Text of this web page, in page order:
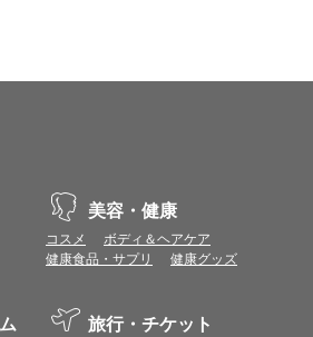
作や表示が正しく行われない可能性がありま
が使用できる環境でご利用ください。
トまたは表示ポイント数をプレミアムポイ
。
美容・健康
コスメ
ボディ＆ヘアケア
健康食品・サプリ
健康グッズ
旅行・チケット